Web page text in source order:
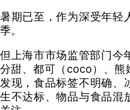
暑期已至，作为深受年轻
季。
但上海市市场监管部门今
分甜、都可（coco）、熊
发现，食品标签不明确、
生不达标、物品与食品混